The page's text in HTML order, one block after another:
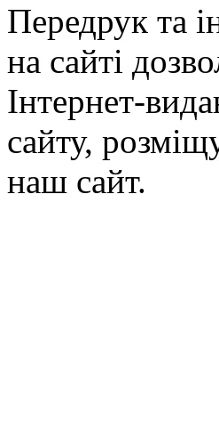
Передрук та
на сайті
Інтернет-
сайту,
наш сайт.